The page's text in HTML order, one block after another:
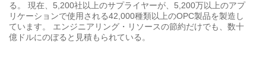
る。 現在、5,200社以上のサプライヤーが、5,200万以上のアプ
リケーションで使用される42,000種類以上のOPC製品を製造し
ています。 エンジニアリング・リソースの節約だけでも、数十
億ドルにのぼると見積もられている。